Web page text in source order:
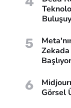
5
Zekada
Başlıyor
6
Görsel